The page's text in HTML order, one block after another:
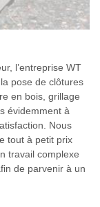
l’entreprise WT
pose de clôtures
en bois, grillage
évidemment à
Nous
tout à petit prix
travail complexe
de parvenir à un